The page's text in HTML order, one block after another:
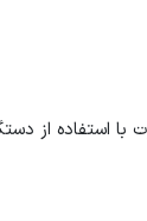
استفاده از